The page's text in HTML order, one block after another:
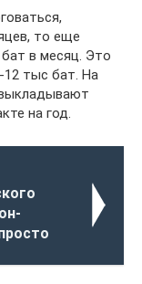
то еще
в месяц. Это
12 тыс бат. На
на год.